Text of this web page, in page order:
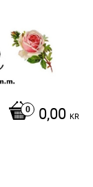
0,00 KR